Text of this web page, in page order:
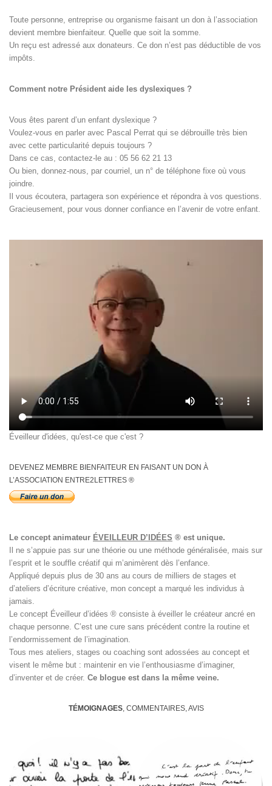
Toute personne, entreprise ou organisme faisant un don à l’association
devient membre bienfaiteur. Quelle que soit la somme.
Un reçu est adressé aux donateurs. Ce don n’est pas déductible de vos
impôts.
Comment notre Président aide les dyslexiques ?
Vous êtes parent d’un enfant dyslexique ?
Voulez-vous en parler avec Pascal Perrat qui se débrouille très bien
avec cette particularité depuis toujours ?
Dans ce cas, contactez-le au : 05 56 62 21 13
Ou bien, donnez-nous, par courriel, un n° de téléphone fixe où vous
joindre.
Il vous écoutera, partagera son expérience et répondra à vos questions.
Gracieusement, pour vous donner confiance en l’avenir de votre enfant.
Éveilleur d'idées, qu'est-ce que c'est ?
DEVENEZ MEMBRE BIENFAITEUR EN FAISANT UN DON À
L’ASSOCIATION ENTRE2LETTRES ®
Le concept animateur ÉVEILLEUR D’IDÉES ® est unique.
Il ne s’appuie pas sur une théorie ou une méthode généralisée, mais sur
l’esprit et le souffle créatif qui m’animèrent dès l’enfance.
Appliqué depuis plus de 30 ans au cours de milliers de stages et
d’ateliers d’écriture créative, mon concept a marqué les individus à
jamais.
Le concept Éveilleur d’idées ® consiste à éveiller le créateur ancré en
chaque personne. C’est une cure sans précédent contre la routine et
l’endormissement de l’imagination.
Tous mes ateliers, stages ou coaching sont adossées au concept et
visent le même but : maintenir en vie l’enthousiasme d’imaginer,
d’inventer et de créer. Ce blogue est dans la même veine.
TÉMOIGNAGES, COMMENTAIRES, AVIS